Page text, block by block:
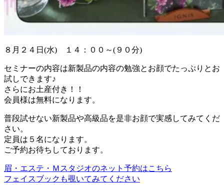
８月２４日(水) １４：００～(９０分)
セミナーの内容は新製品の内容の勉強とお顔でたっぷりとお
試しできます♪
さらにお土産付き！！
会員様は無料になります。
普段試せない新製品や高級品を是非お顔で実感してみてくだ
さい。
定員は５名になります。
ご予約お待ちしております。
眉・エステ・Ｍスタジオのネット予約はこちら
フェイスブックも覗いてみてください